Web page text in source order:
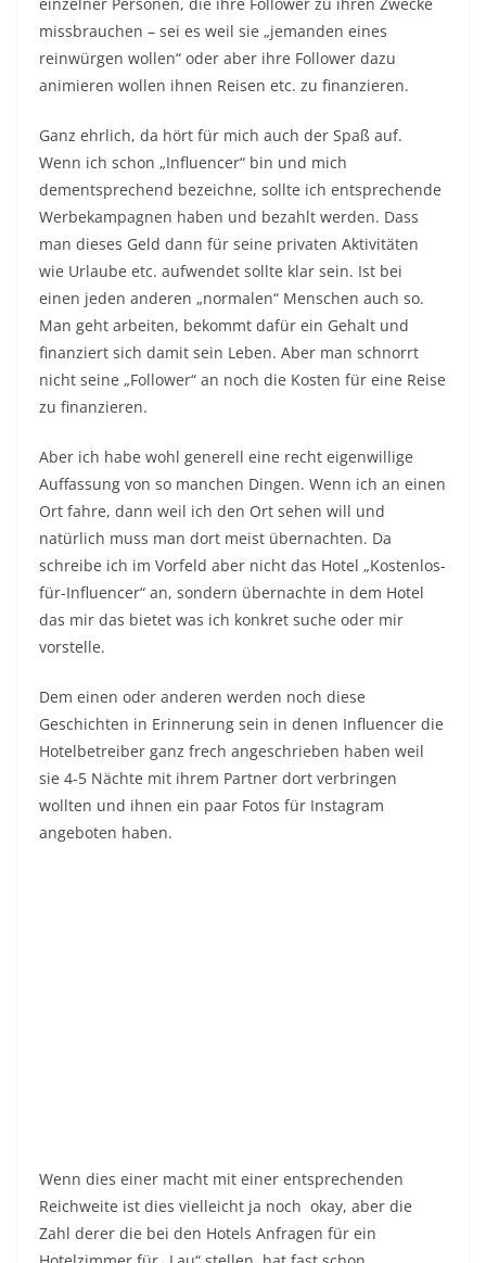
missbrauchen – sei es weil sie „jemanden eines
reinwürgen wollen“ oder aber ihre Follower dazu
animieren wollen ihnen Reisen etc. zu finanzieren.
Ganz ehrlich, da hört für mich auch der Spaß auf.
Wenn ich schon „Influencer“ bin und mich
dementsprechend bezeichne, sollte ich entsprechende
Werbekampagnen haben und bezahlt werden. Dass
man dieses Geld dann für seine privaten Aktivitäten
wie Urlaube etc. aufwendet sollte klar sein. Ist bei
einen jeden anderen „normalen“ Menschen auch so.
Man geht arbeiten, bekommt dafür ein Gehalt und
finanziert sich damit sein Leben. Aber man schnorrt
nicht seine „Follower“ an noch die Kosten für eine Reise
zu finanzieren.
Aber ich habe wohl generell eine recht eigenwillige
Auffassung von so manchen Dingen. Wenn ich an einen
Ort fahre, dann weil ich den Ort sehen will und
natürlich muss man dort meist übernachten. Da
schreibe ich im Vorfeld aber nicht das Hotel „Kostenlos-
für-Influencer“ an, sondern übernachte in dem Hotel
das mir das bietet was ich konkret suche oder mir
vorstelle.
Dem einen oder anderen werden noch diese
Geschichten in Erinnerung sein in denen Influencer die
Hotelbetreiber ganz frech angeschrieben haben weil
sie 4-5 Nächte mit ihrem Partner dort verbringen
wollten und ihnen ein paar Fotos für Instagram
angeboten haben.
Nicht falsch verstehen, ein seriöser guter Blogartikel
über ein Hotel stellt definitiv einen Mehrwert für das
Unternehmen/Hotel dar.